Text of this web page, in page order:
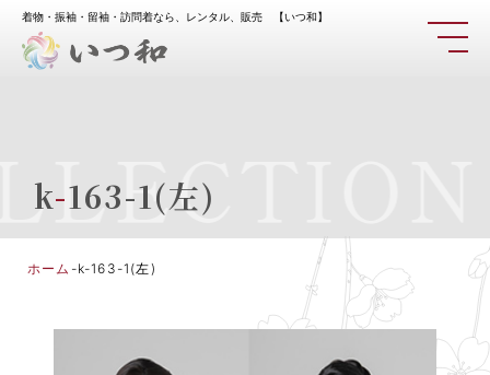
着物・振袖・留袖・訪問着なら、レンタル、販売 【いつ和】
k-163-1(左)
ホーム -k-163-1(左)